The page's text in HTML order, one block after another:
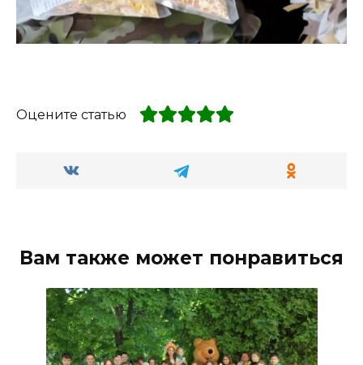
Оцените статью
Вам также может понравиться